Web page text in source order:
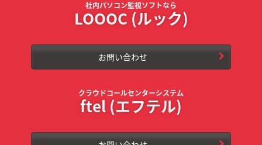
社内パソコン監視ソフトなら
LOOOC (ルック)
お問い合わせ
クラウドコールセンターシステム
ftel (エフテル)